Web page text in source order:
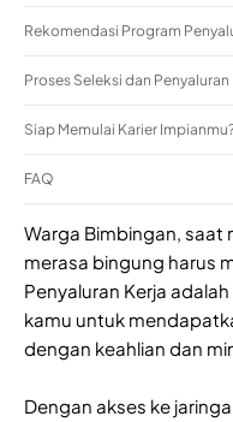
Rekomendasi Program
Proses Seleksi dan
Siap Memulai Karier
FAQ
Warga Bimbingan, saat
merasa bingung harus
Penyaluran Kerja
kamu untuk
dengan keahlian dan
Dengan akses ke